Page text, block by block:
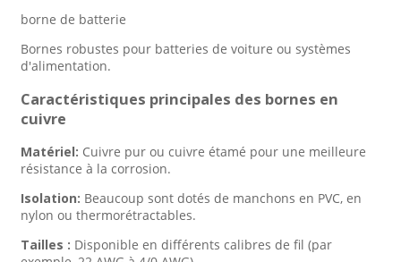
borne de batterie
Bornes robustes pour batteries de voiture ou systèmes
d'alimentation.
Caractéristiques principales des bornes en
cuivre
Matériel: Cuivre pur ou cuivre étamé pour une meilleure
résistance à la corrosion.
Isolation: Beaucoup sont dotés de manchons en PVC, en
nylon ou thermorétractables.
Tailles : Disponible en différents calibres de fil (par